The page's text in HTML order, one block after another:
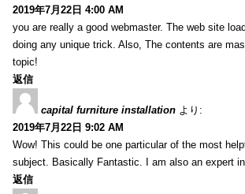
2019年7月22日 4:00 AM
you are really a good webmaster. The web site
doing any unique trick. Also, The contents are
topic!
返信
capital furniture installation より:
2019年7月22日 9:02 AM
Wow! This could be one particular of the most
subject. Basically Fantastic. I am also an expert
返信